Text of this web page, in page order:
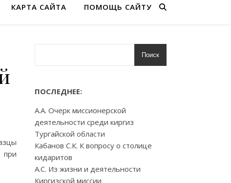
КАРТА САЙТА ПОМОЩЬ САЙТУ
при
Поиск
ПОСЛЕДНЕЕ:
А.А. Очерк миссионерской
деятельности среди киргиз
Тургайской области
Кабанов С.К. К вопросу о столице
кидаритов
А.С. Из жизни и деятельности
Киргизской миссии